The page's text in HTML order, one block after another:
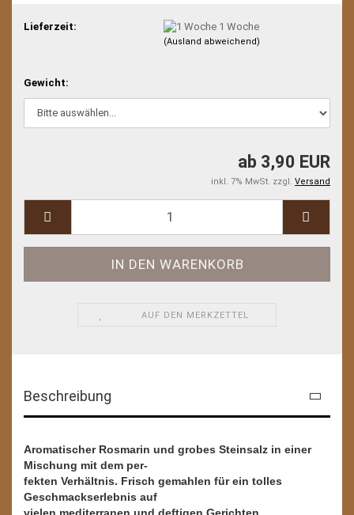
Lieferzeit: 1 Woche
(Ausland abweichend)
Gewicht:
ab 3,90 EUR
inkl. 7% MwSt. zzgl. Versand
AUF DEN MERKZETTEL
Beschreibung
Aromatischer Rosmarin und grobes Steinsalz in einer
Mischung mit dem per-
fekten Verhältnis. Frisch gemahlen für ein tolles
Geschmackserlebnis auf
vielen mediterranen und deftigen Gerichten.